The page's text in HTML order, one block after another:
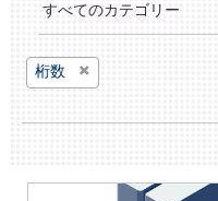
×
桁数